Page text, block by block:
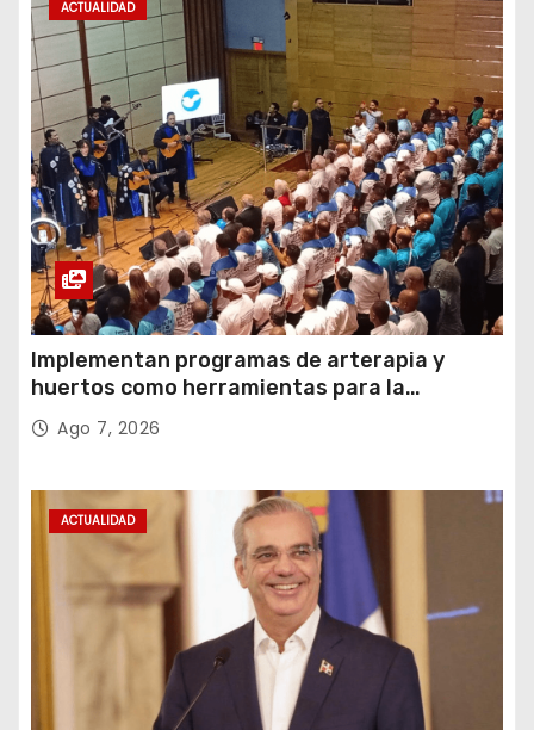
ACTUALIDAD
Implementan programas de arterapia y
huertos como herramientas para la
recuperación y la inclusión social
Ago 7, 2026
ACTUALIDAD